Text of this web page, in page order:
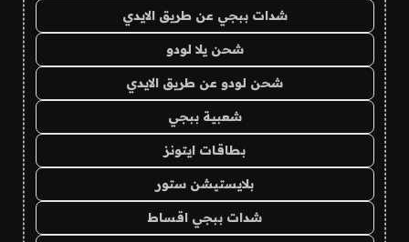
شدات ببجي عن طريق الايدي
شحن يلا لودو
شحن لودو عن طريق الايدي
شعبية ببجي
بطاقات ايتونز
بلايستيشن ستور
شدات ببجي اقساط